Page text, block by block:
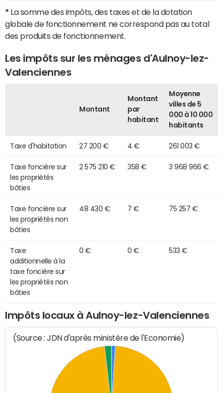
* La somme des impôts, des taxes et de la dotation
globale de fonctionnement ne correspond pas au total
des produits de fonctionnement.
Les impôts sur les ménages d'Aulnoy-lez-
Valenciennes
Montant
Montant
par
habitant
Moyenne
villes de 5
000 à 10 000
habitants
Taxe d'habitation 27 200 € 4 € 261 003 €
Taxe foncière sur
les propriétés
bâties
2 575 210 € 358 € 3 968 966 €
Taxe foncière sur
les propriétés non
bâties
48 430 € 7 € 75 257 €
Taxe
additionnelle à la
taxe foncière sur
les propriétés non
bâties
0 € 0 € 533 €
Impôts locaux à Aulnoy-lez-Valenciennes
(Source : JDN d'après ministère de l'Economie)